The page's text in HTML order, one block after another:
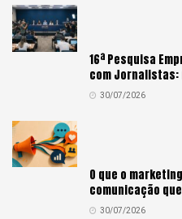
16ª Pesquisa
com Jornalistas:
30/07/2026
O que o
comunicação
30/07/2026